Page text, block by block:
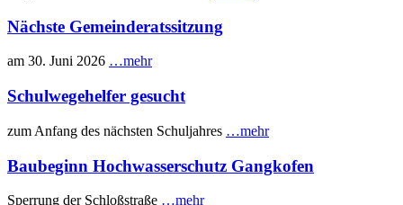
Nächste Gemeinderatssitzung
am 30. Juni 2026 …mehr
Schulwegehelfer gesucht
zum Anfang des nächsten Schuljahres …mehr
Baubeginn Hochwasserschutz Gangkofen
Sperrung der Schloßstraße …mehr